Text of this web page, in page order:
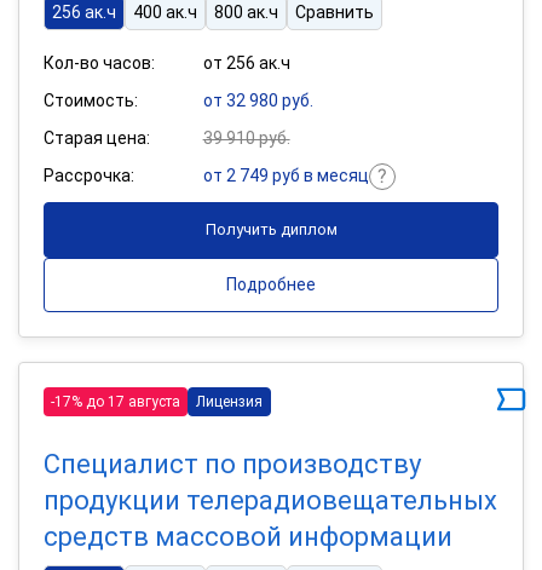
256 ак.ч 400 ак.ч 800 ак.ч Сравнить
Кол-во часов:
от 256 ак.ч
Стоимость:
от 32 980 руб.
Старая цена:
39 910 руб.
Рассрочка:
от 2 749 руб в месяц
Получить диплом
Подробнее
-17% до 17 августа Лицензия
Специалист по производству
продукции телерадиовещательных
средств массовой информации